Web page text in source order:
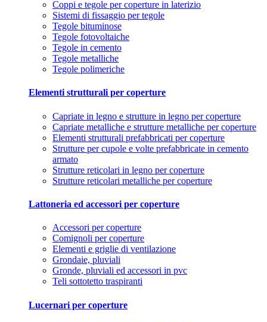
Coppi e tegole per coperture in laterizio
Sistemi di fissaggio per tegole
Tegole bituminose
Tegole fotovoltaiche
Tegole in cemento
Tegole metalliche
Tegole polimeriche
Elementi strutturali per coperture
Capriate in legno e strutture in legno per coperture
Capriate metalliche e strutture metalliche per coperture
Elementi strutturali prefabbricati per coperture
Strutture per cupole e volte prefabbricate in cemento
armato
Strutture reticolari in legno per coperture
Strutture reticolari metalliche per coperture
Lattoneria ed accessori per coperture
Accessori per coperture
Comignoli per coperture
Elementi e griglie di ventilazione
Grondaie, pluviali
Gronde, pluviali ed accessori in pvc
Teli sottotetto traspiranti
Lucernari per coperture